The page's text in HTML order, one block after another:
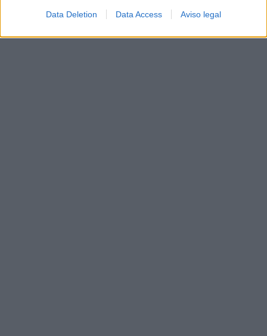
Data Deletion Data Access Aviso legal